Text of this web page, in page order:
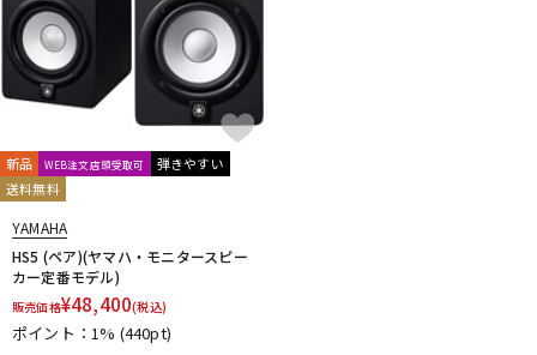
新品 WEB注文店頭受取可
弾きやすい
送料無料
YAMAHA
HS5 (ペア)(ヤマハ・モニタースピー
カー定番モデル)
販売価格¥48,400(税込)
ポイント：1% (440pt)